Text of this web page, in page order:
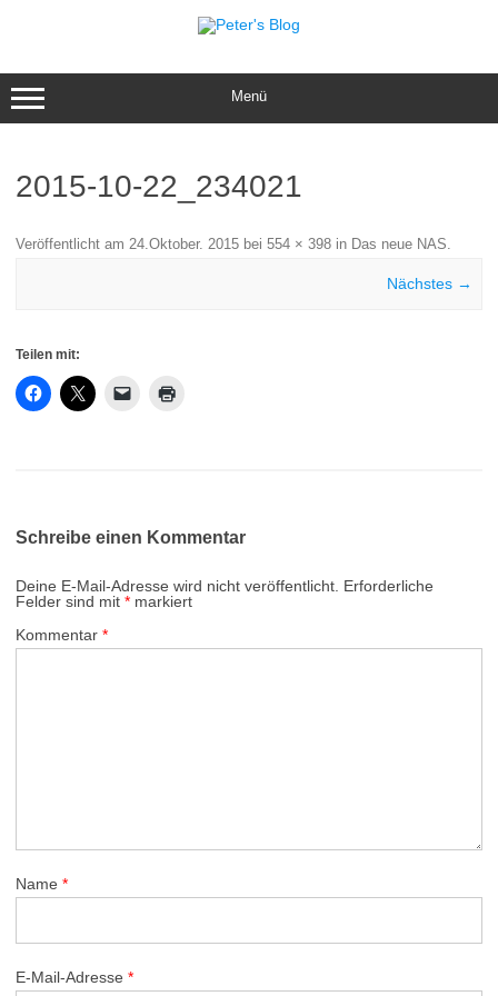
Menü
2015-10-22_234021
Veröffentlicht am 24.Oktober. 2015 bei 554 × 398 in Das neue NAS.
Nächstes →
Teilen mit:
Schreibe einen Kommentar
Deine E-Mail-Adresse wird nicht veröffentlicht. Erforderliche
Felder sind mit * markiert
Kommentar *
Name *
E-Mail-Adresse *